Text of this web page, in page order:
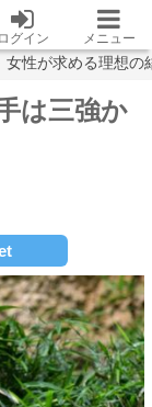
ログイン メニュー
女性が求める理想の
は三強か